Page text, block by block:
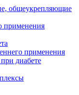
общеукрепляющие
применения
применения
диабете